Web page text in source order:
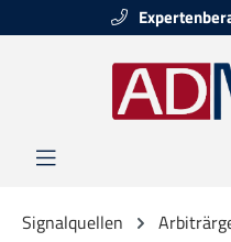
Signalquellen